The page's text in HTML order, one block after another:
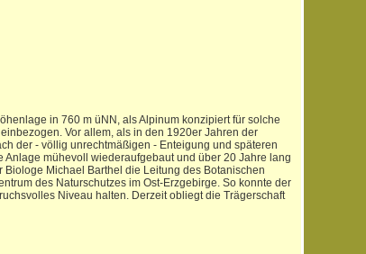
in 760 m üNN, als Alpinum konzipiert für solche
Vor allem, als in den 1920er Jahren der
der - völlig unrechtmäßigen - Enteigung und späteren
mühevoll wiederaufgebaut und über 20 Jahre lang
Michael Barthel die Leitung des Botanischen
des Naturschutzes im Ost-Erzgebirge. So konnte der
Niveau halten. Derzeit obliegt die Trägerschaft